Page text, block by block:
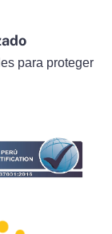
para proteger